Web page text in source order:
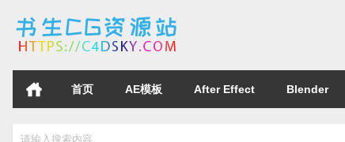
首页 AE模板 After Effect Blender
请输入搜索内容